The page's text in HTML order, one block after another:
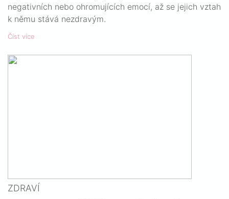
negativních nebo ohromujících emocí, až se jejich vztah
k němu stává nezdravým.
Číst více
ZDRAVÍ